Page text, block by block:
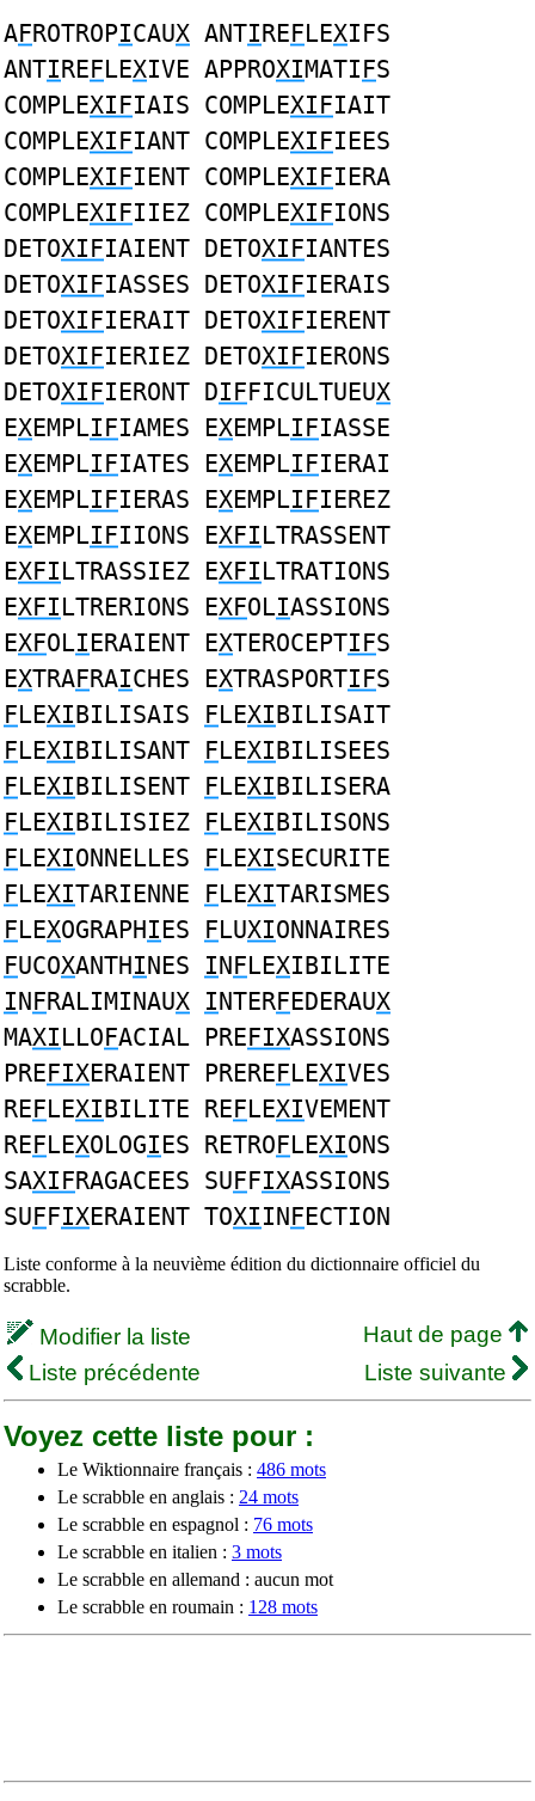
AFROTROPICAUX ANTIREFLEXIFS
ANTIREFLEXIVE APPROXIMATIFS
COMPLEXIFIAIS COMPLEXIFIAIT
COMPLEXIFIANT COMPLEXIFIEES
COMPLEXIFIENT COMPLEXIFIERA
COMPLEXIFIIEZ COMPLEXIFIONS
DETOXIFIAIENT DETOXIFIANTES
DETOXIFIASSES DETOXIFIERAIS
DETOXIFIERAIT DETOXIFIERENT
DETOXIFIERIEZ DETOXIFIERONS
DETOXIFIERONT DIFFICULTUEUX
EXEMPLIFIAMES EXEMPLIFIASSE
EXEMPLIFIATES EXEMPLIFIERAI
EXEMPLIFIERAS EXEMPLIFIEREZ
EXEMPLIFIIONS EXFILTRASSENT
EXFILTRASSIEZ EXFILTRATIONS
EXFILTRERIONS EXFOLIASSIONS
EXFOLIERAIENT EXTEROCEPTIFS
EXTRAFRAICHES EXTRASPORTIFS
FLEXIBILISAIS FLEXIBILISAIT
FLEXIBILISANT FLEXIBILISEES
FLEXIBILISENT FLEXIBILISERA
FLEXIBILISIEZ FLEXIBILISONS
FLEXIONNELLES FLEXISECURITE
FLEXITARIENNE FLEXITARISMES
FLEXOGRAPHIES FLUXIONNAIRES
FUCOXANTHINES INFLEXIBILITE
INFRALIMINAUX INTERFEDERAUX
MAXILLOFACIAL PREFIXASSIONS
PREFIXERAIENT PREREFLEXIVES
REFLEXIBILITE REFLEXIVEMENT
REFLEXOLOGIES RETROFLEXIONS
SAXIFRAGACEES SUFFIXASSIONS
SUFFIXERAIENT TOXIINFECTION
Liste conforme à la neuvième édition du dictionnaire officiel du
scrabble.
Modifier la liste
Haut de page
Liste précédente
Liste suivante
Voyez cette liste pour :
Le Wiktionnaire français : 486 mots
Le scrabble en anglais : 24 mots
Le scrabble en espagnol : 76 mots
Le scrabble en italien : 3 mots
Le scrabble en allemand : aucun mot
Le scrabble en roumain : 128 mots